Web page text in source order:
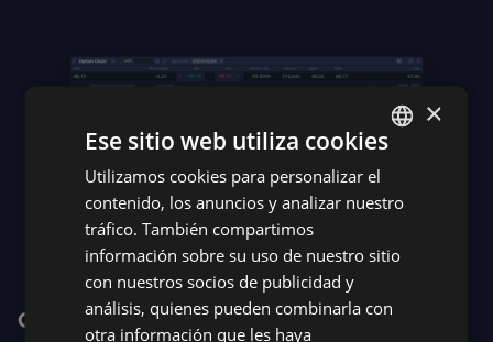
Cadena de Opciones
ENGLISH
SPANISH
×
Ese sitio web utiliza cookies
Utilizamos cookies para personalizar el
contenido, los anuncios y analizar nuestro
tráfico. También compartimos
información sobre su uso de nuestro sitio
con nuestros socios de publicidad y
análisis, quienes pueden combinarla con
otra información que les haya